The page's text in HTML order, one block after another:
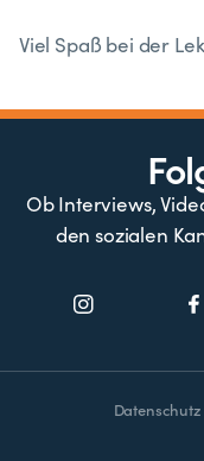
Viel Spaß bei der
Ob Interviews,
den sozialen
Datenschutz